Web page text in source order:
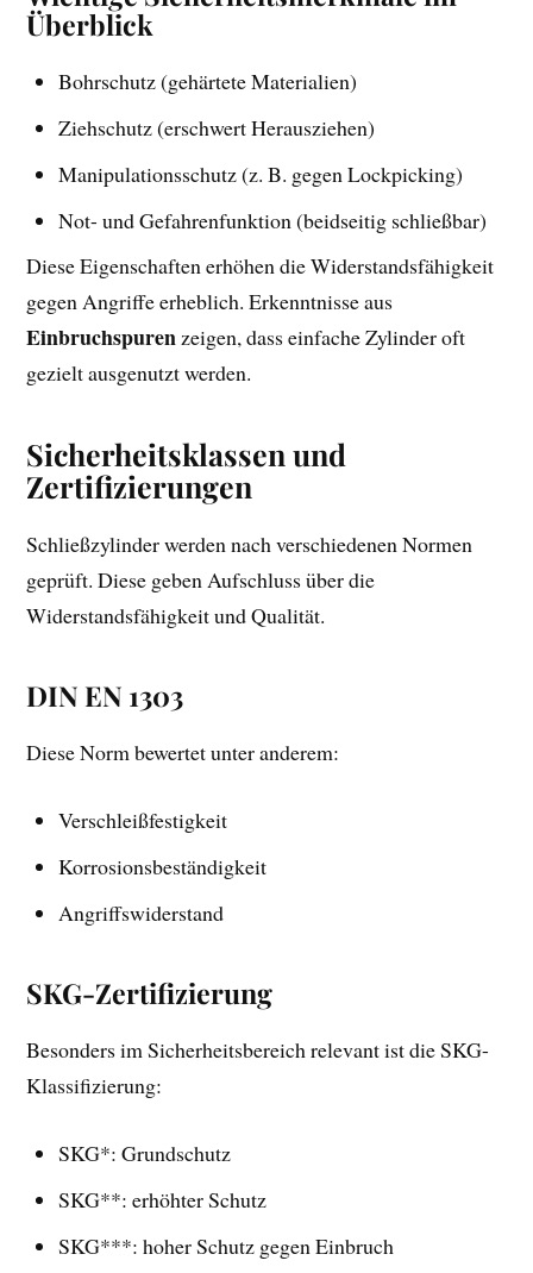
Überblick
Bohrschutz (gehärtete Materialien)
Ziehschutz (erschwert Herausziehen)
Manipulationsschutz (z. B. gegen Lockpicking)
Not- und Gefahrenfunktion (beidseitig schließbar)
Diese Eigenschaften erhöhen die Widerstandsfähigkeit
gegen Angriffe erheblich. Erkenntnisse aus
Einbruchspurenzeigen, dass einfache Zylinder oft
gezielt ausgenutzt werden.
Sicherheitsklassen und
Zertifizierungen
Schließzylinder werden nach verschiedenen Normen
geprüft. Diese geben Aufschluss über die
Widerstandsfähigkeit und Qualität.
DIN EN 1303
Diese Norm bewertet unter anderem:
Verschleißfestigkeit
Korrosionsbeständigkeit
Angriffswiderstand
SKG-Zertifizierung
Besonders im Sicherheitsbereich relevant ist die SKG-
Klassifizierung:
SKG*: Grundschutz
SKG**: erhöhter Schutz
SKG***: hoher Schutz gegen Einbruch